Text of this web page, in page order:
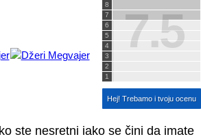
7.5
8
7
6
5
4
3
2
1
Hej! Trebamo i tvoju ocenu
ste nesretni iako se čini da imate